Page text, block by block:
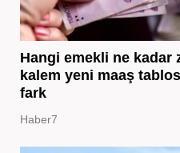
Hangi emekli ne kadar
kalem yeni maaş
fark
Haber7